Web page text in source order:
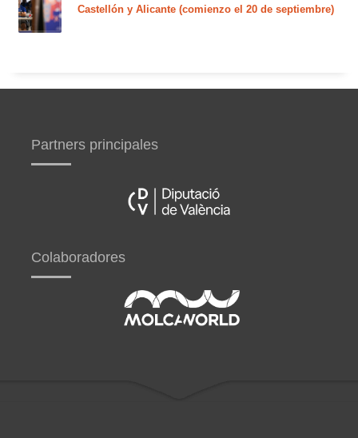
Castellón y Alicante (comienzo el 20 de septiembre)
Partners principales
Colaboradores